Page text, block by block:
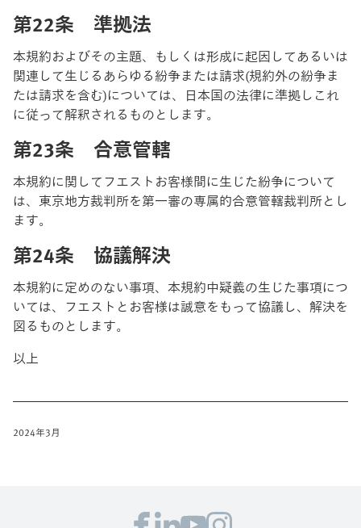
第22条 準拠法
本規約およびその主題、もしくは形成に起因してあるいは
関連して生じるあらゆる紛争または請求(規約外の紛争ま
たは請求を含む)については、日本国の法律に準拠しこれ
に従って解釈されるものとします。
第23条 合意管轄
本規約に関してフエストお客様間に生じた紛争について
は、東京地方裁判所を第一審の専属的合意管轄裁判所とし
ます。
第24条 協議解決
本規約に定めのない事項、本規約中疑義の生じた事項につ
いては、フエストとお客様は誠意をもって協議し、解決を
図るものとします。
以上
2024年3月